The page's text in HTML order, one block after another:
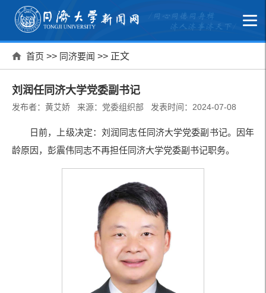
首页 >> 同济要闻 >> 正文
刘润任同济大学党委副书记
发布者：黄艾娇 来源：党委组织部 发表时间：2024-07-08
日前，上级决定：刘润同志任同济大学党委副书记。因年
龄原因，彭震伟同志不再担任同济大学党委副书记职务。